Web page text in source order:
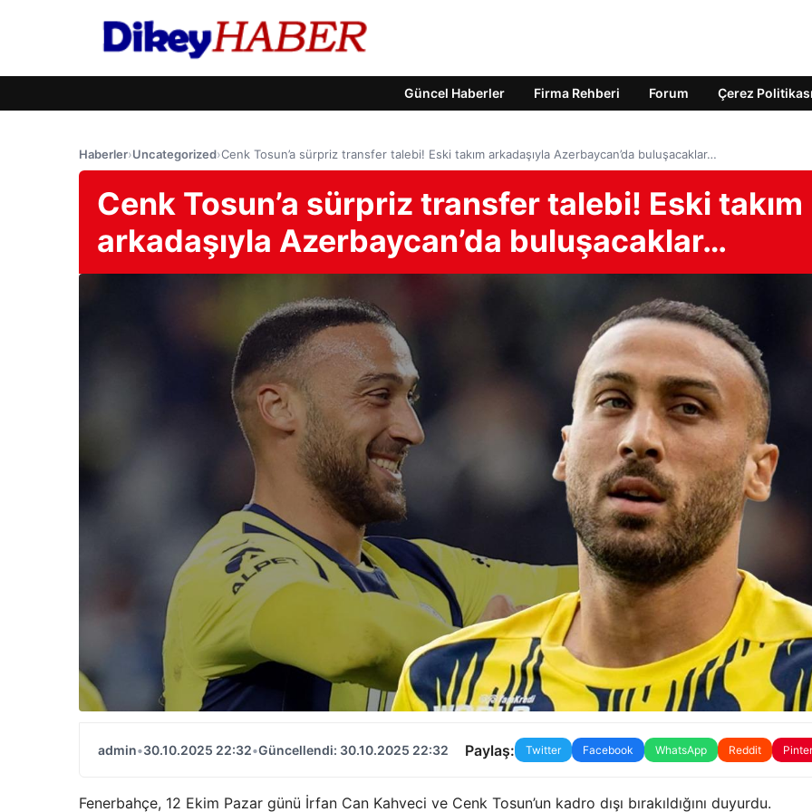
Güncel Haberler Firma Rehberi Forum Çerez Politikası
Haberler›Uncategorized›Cenk Tosun’a sürpriz transfer talebi! Eski takım arkadaşıyla Azerbaycan’da buluşacaklar…
Cenk Tosun’a sürpriz transfer talebi! Eski takım
arkadaşıyla Azerbaycan’da buluşacaklar…
admin•30.10.2025 22:32•Güncellendi: 30.10.2025 22:32 Paylaş: Twitter Facebook WhatsApp Reddit
Fenerbahçe, 12 Ekim Pazar günü İrfan Can Kahveci ve Cenk Tosun’un kadro dışı bırakıldığını duyurdu.